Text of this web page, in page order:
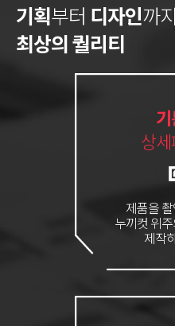
기획부터 디자인까지
최상의 퀄리티
상
제품을
누끼컷 위
제작